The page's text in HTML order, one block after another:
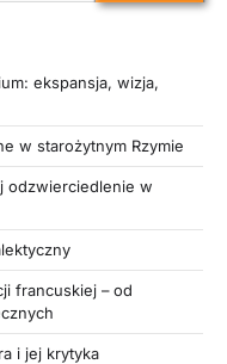
ekspansja, wizja,
w starożytnym Rzymie
odzwierciedlenie w
francuskiej – od
i jej krytyka